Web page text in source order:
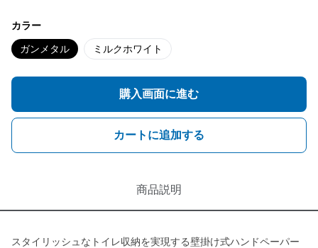
カラー
ガンメタル ミルクホワイト
購入画面に進む
カートに追加する
商品説明
スタイリッシュなトイレ収納を実現する壁掛け式ハンドペーパー